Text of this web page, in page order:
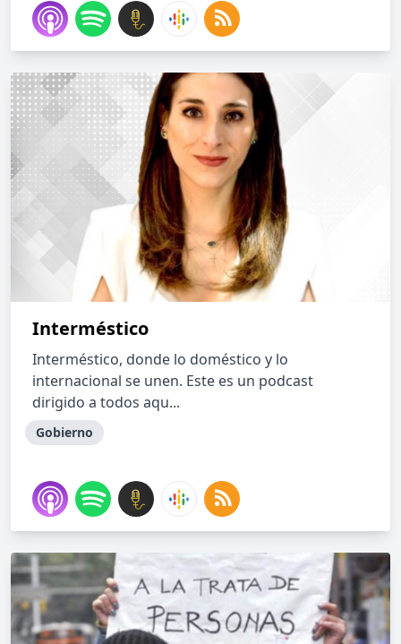
Interméstico
Interméstico, donde lo doméstico y lo
internacional se unen. Este es un podcast
dirigido a todos aqu...
Gobierno